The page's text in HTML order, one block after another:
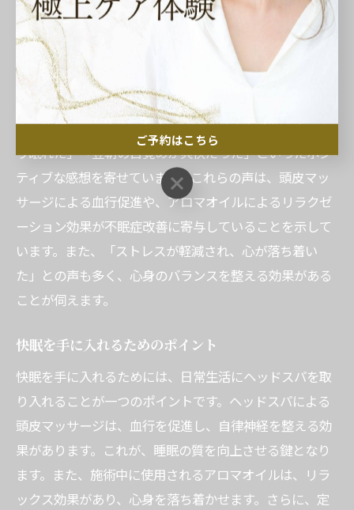
い選択肢として、非常に注目されています。
体験者の声から見るヘッドスパの効果
ヘッドスパを実際に体験した方々の声は、その効果を如
実に物語っています。多くの利用者が「施術後はぐっす
り眠れた」「翌朝の目覚めが爽快だった」といったポジ
ティブな感想を寄せています。これらの声は、頭皮マッ
サージによる血行促進や、アロマオイルによるリラクゼ
ーション効果が不眠症改善に寄与していることを示して
います。また、「ストレスが軽減され、心が落ち着い
た」との声も多く、心身のバランスを整える効果がある
ことが伺えます。
快眠を手に入れるためのポイント
快眠を手に入れるためには、日常生活にヘッドスパを取
り入れることが一つのポイントです。ヘッドスパによる
頭皮マッサージは、血行を促進し、自律神経を整える効
果があります。これが、睡眠の質を向上させる鍵となり
ます。また、施術中に使用されるアロマオイルは、リラ
ックス効果があり、心身を落ち着かせます。さらに、定
ご予約はこちら
ご予約はこちら